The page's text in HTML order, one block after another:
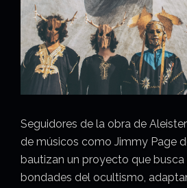
Seguidores de la obra de
de músicos como Jimmy Page
bautizan un proyecto que busca
bondades del ocultismo,